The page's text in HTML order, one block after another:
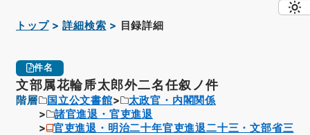
トップ 詳細検索 目録詳細
件名
文部属花輪乕太郎外二名任叙ノ件
階層 国立公文書館
太政官・内閣関係
諸官進退・官吏進退
官吏進退・明治二十年官吏進退二十三・文部省三